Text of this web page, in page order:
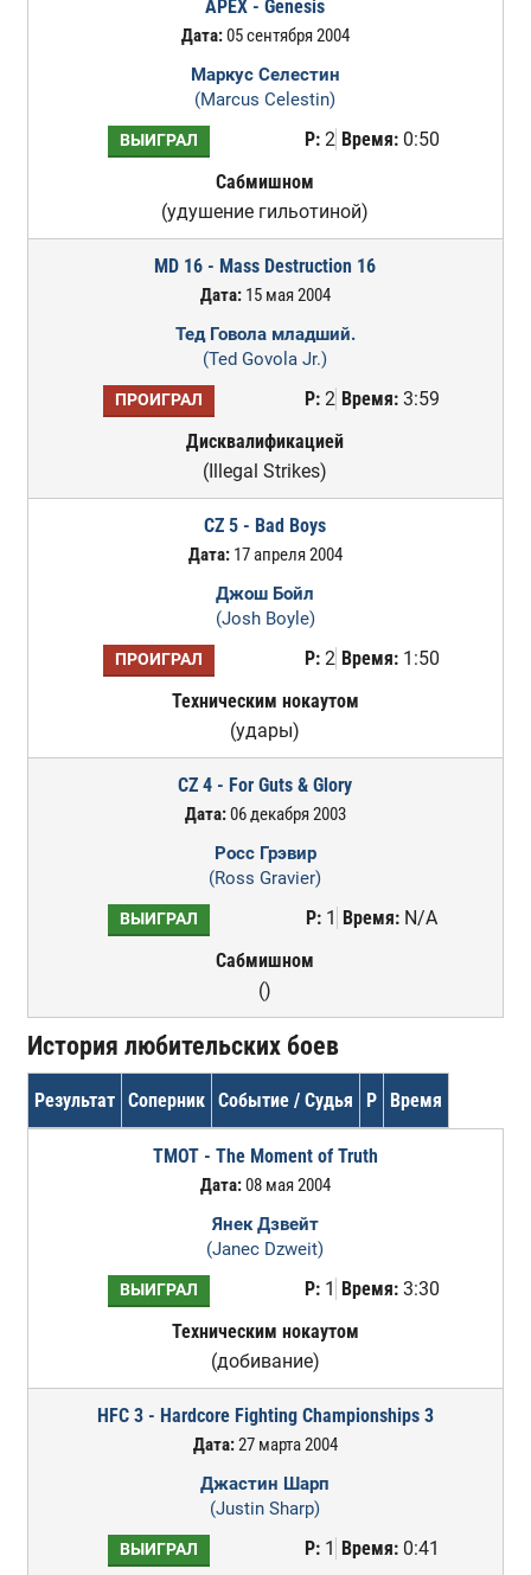
APEX - Genesis
Дата:05 сентября 2004
Маркус Селестин
(Marcus Celestin)
ВЫИГРАЛ Р:2 Время:0:50
Сабмишном
(удушение гильотиной)
MD 16 - Mass Destruction 16
Дата:15 мая 2004
Тед Говола младший.
(Ted Govola Jr.)
ПРОИГРАЛ Р:2 Время:3:59
Дисквалификацией
(Illegal Strikes)
CZ 5 - Bad Boys
Дата:17 апреля 2004
Джош Бойл
(Josh Boyle)
ПРОИГРАЛ Р:2 Время:1:50
Техническим нокаутом
(удары)
CZ 4 - For Guts & Glory
Дата:06 декабря 2003
Росс Грэвир
(Ross Gravier)
ВЫИГРАЛ Р: 1 Время: N/A
Сабмишном
()
История любительских боев
Результат Соперник Событие / Судья Р Время
TMOT - The Moment of Truth
Дата:08 мая 2004
Янек Дзвейт
(Janec Dzweit)
ВЫИГРАЛ Р:1 Время:3:30
Техническим нокаутом
(добивание)
HFC 3 - Hardcore Fighting Championships 3
Дата:27 марта 2004
Джастин Шарп
(Justin Sharp)
ВЫИГРАЛ Р:1 Время:0:41